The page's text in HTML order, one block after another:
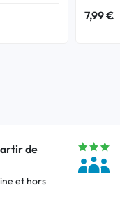
7,99 €
de
et hors